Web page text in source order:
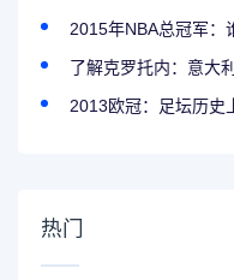
2015年NBA总冠军：
了解克罗托内：意大
2013欧冠：足坛历史
热门